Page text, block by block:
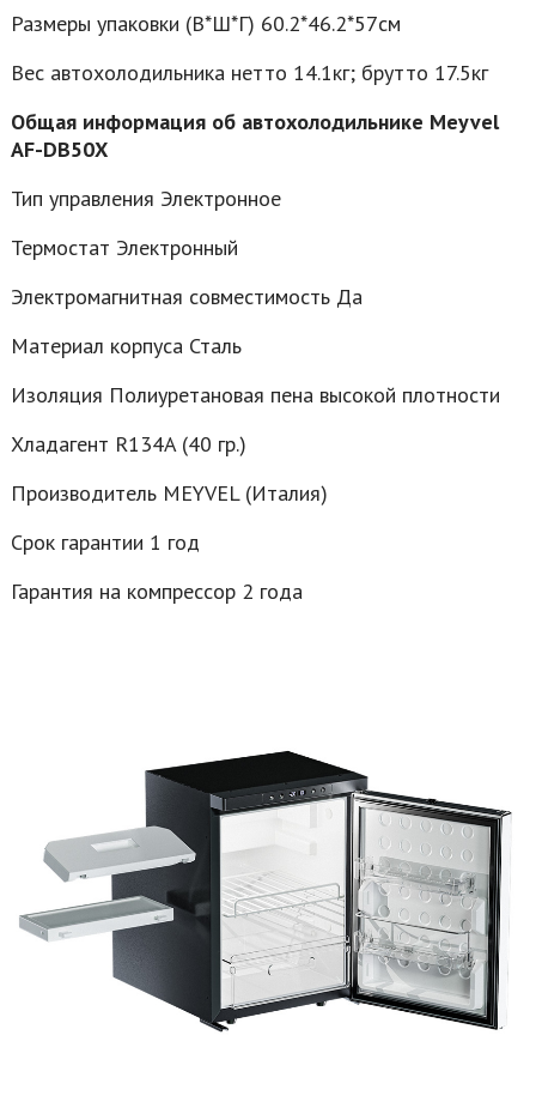
Размеры упаковки (В*Ш*Г) 60.2*46.2*57см
Вес автохолодильника нетто 14.1кг; брутто 17.5кг
Общая информация об автохолодильнике Meyvel
AF-DB50X
Тип управления Электронное
Термостат Электронный
Электромагнитная совместимость Да
Материал корпуса Сталь
Изоляция Полиуретановая пена высокой плотности
Хладагент R134A (40 гр.)
Производитель MEYVEL (Италия)
Срок гарантии 1 год
Гарантия на компрессор 2 года